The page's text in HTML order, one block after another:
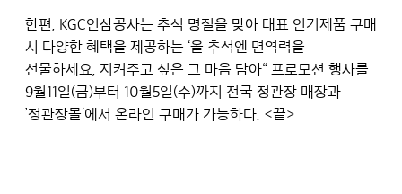
한편, KGC인삼공사는 추석 명절을 맞아 대표 인기제품 구매
시 다양한 혜택을 제공하는 ‘올 추석엔 면역력을
선물하세요, 지켜주고 싶은 그 마음 담아“ 프로모션 행사를
9월11일(금)부터 10월5일(수)까지 전국 정관장 매장과
’정관장몰‘에서 온라인 구매가 가능하다. <끝>